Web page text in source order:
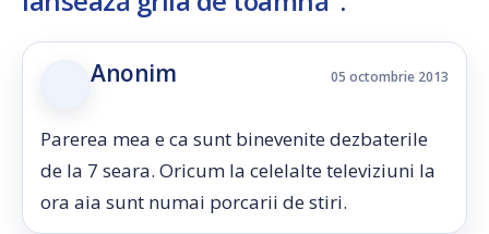
Anonim 05 octombrie 2013
Parerea mea e ca sunt binevenite dezbaterile
de la 7 seara. Oricum la celelalte televiziuni la
ora aia sunt numai porcarii de stiri.